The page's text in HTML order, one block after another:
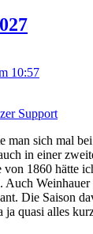
10:57
Support
man sich mal
in einer
von 1860 hätte
Auch
Die Saison
ja quasi alles